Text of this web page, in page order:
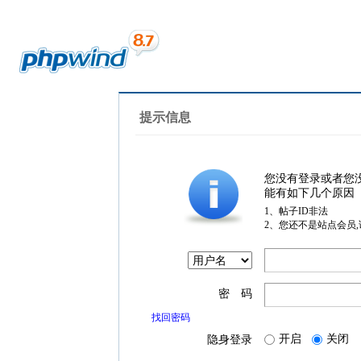
提示信息
您没有登录或者您
能有如下几个原因
1、帖子ID非法
2、您还不是站点会员
密 码
找回密码
隐身登录 开启 关闭